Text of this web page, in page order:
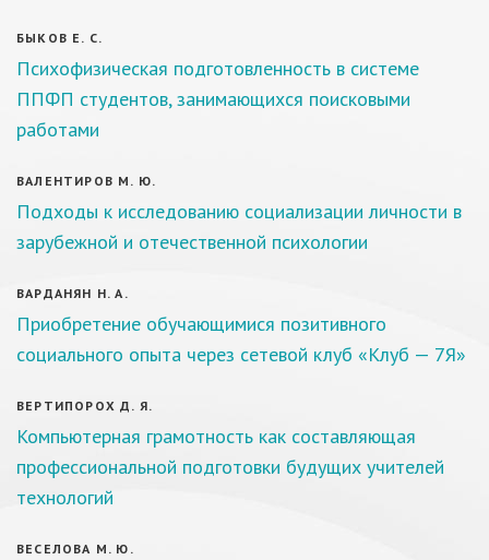
БЫКОВ Е. С.
Психофизическая подготовленность в системе
ППФП студентов, занимающихся поисковыми
работами
ВАЛЕНТИРОВ М. Ю.
Подходы к исследованию социализации личности в
зарубежной и отечественной психологии
ВАРДАНЯН Н. А.
Приобретение обучающимися позитивного
социального опыта через сетевой клуб «Клуб — 7Я»
ВЕРТИПОРОХ Д. Я.
Компьютерная грамотность как составляющая
профессиональной подготовки будущих учителей
технологий
ВЕСЕЛОВА М. Ю.